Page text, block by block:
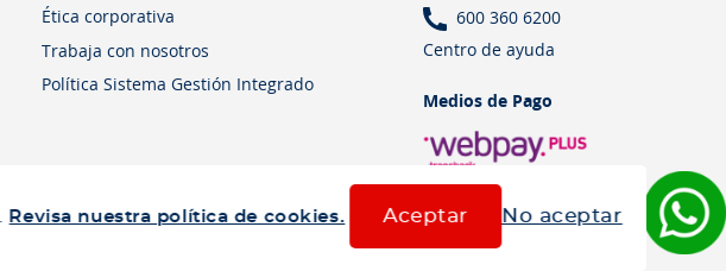
Revisa nuestra política de cookies. Aceptar No aceptar
Ética corporativa
Trabaja con nosotros
Política Sistema Gestión Integrado
600 360 6200
Centro de ayuda
Medios de Pago